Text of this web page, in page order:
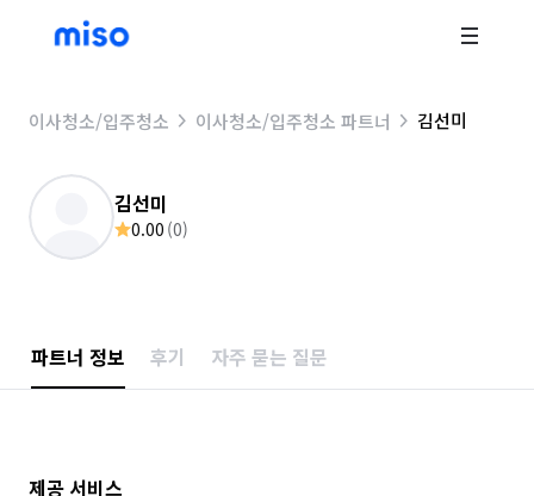
이사청소/입주청소 이사청소/입주청소 파트너 김선미
김선미
0.00 (0)
파트너 정보 후기 자주 묻는 질문
제공 서비스